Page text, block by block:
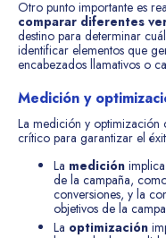
Otro punto importante es
comparar diferentes
destino para determinar
identificar elementos que
encabezados llamativos o
Medición y
La medición y optimización
crítico para garantizar el
La medición
de la campaña,
conversiones, y la
objetivos de la
La optimización